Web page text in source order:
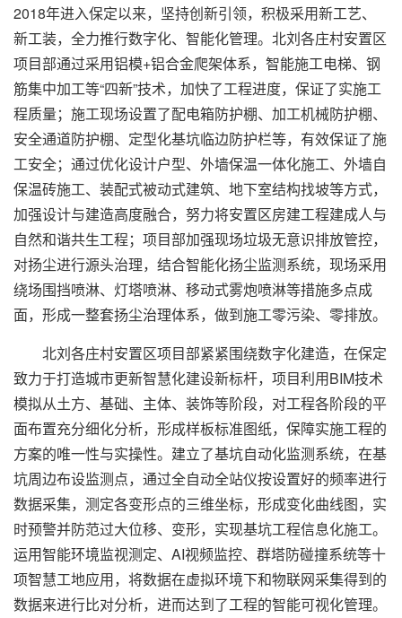
2018年进入保定以来，坚持创新引领，积极采用新工艺、
新工装，全力推行数字化、智能化管理。北刘各庄村安置区
项目部通过采用铝模+铝合金爬架体系，智能施工电梯、钢
筋集中加工等“四新”技术，加快了工程进度，保证了实施工
程质量；施工现场设置了配电箱防护棚、加工机械防护棚、
安全通道防护棚、定型化基坑临边防护栏等，有效保证了施
工安全；通过优化设计户型、外墙保温一体化施工、外墙自
保温砖施工、装配式被动式建筑、地下室结构找坡等方式，
加强设计与建造高度融合，努力将安置区房建工程建成人与
自然和谐共生工程；项目部加强现场垃圾无意识排放管控，
对扬尘进行源头治理，结合智能化扬尘监测系统，现场采用
绕场围挡喷淋、灯塔喷淋、移动式雾炮喷淋等措施多点成
面，形成一整套扬尘治理体系，做到施工零污染、零排放。
北刘各庄村安置区项目部紧紧围绕数字化建造，在保定
致力于打造城市更新智慧化建设新标杆，项目利用BIM技术
模拟从土方、基础、主体、装饰等阶段，对工程各阶段的平
面布置充分细化分析，形成样板标准图纸，保障实施工程的
方案的唯一性与实操性。建立了基坑自动化监测系统，在基
坑周边布设监测点，通过全自动全站仪按设置好的频率进行
数据采集，测定各变形点的三维坐标，形成变化曲线图，实
时预警并防范过大位移、变形，实现基坑工程信息化施工。
运用智能环境监视测定、AI视频监控、群塔防碰撞系统等十
项智慧工地应用，将数据在虚拟环境下和物联网采集得到的
数据来进行比对分析，进而达到了工程的智能可视化管理。